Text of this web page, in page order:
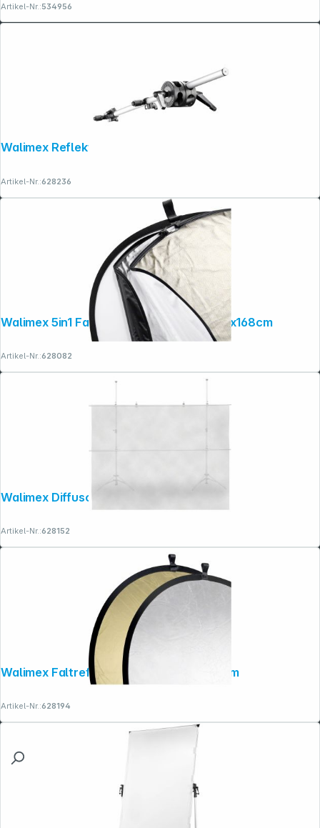
Artikel-Nr.:534956
Artikel-Nr.:628236
Walimex 5in1 Faltreflektor Set wavy, 102x168cm
Artikel-Nr.:628082
Walimex Diffusorstoff, 300x300cm
Artikel-Nr.:628152
Walimex Faltreflektor gold/silber, Ø107cm
Artikel-Nr.:628194